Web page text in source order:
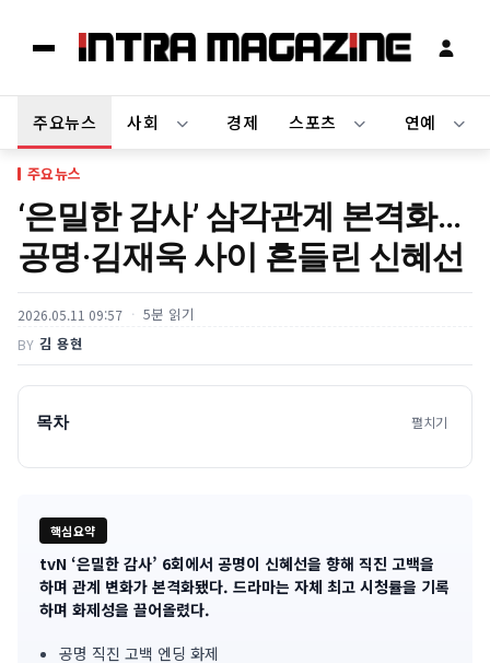
주요뉴스 사회 경제 스포츠 연예
주요뉴스
‘은밀한 감사’ 삼각관계 본격화…
공명·김재욱 사이 흔들린 신혜선
2026.05.11 09:57 5분 읽기
BY 김 용현
목차 펼치기
핵심요약
기
사
핵
tvN ‘은밀한 감사’ 6회에서 공명이 신혜선을 향해 직진 고백을
하며 관계 변화가 본격화됐다. 드라마는 자체 최고 시청률을 기록
하며 화제성을 끌어올렸다.
공명 직진 고백 엔딩 화제